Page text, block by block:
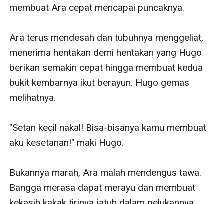
membuat Ara cepat mencapai puncaknya.
Ara terus mendesah dan tubuhnya menggeliat,
menerima hentakan demi hentakan yang Hugo
berikan semakin cepat hingga membuat kedua
bukit kembarnya ikut berayun. Hugo gemas
melihatnya.
"Setan kecil nakal! Bisa-bisanya kamu membuat
aku kesetanan!" maki Hugo.
Bukannya marah, Ara malah mendengus tawa.
Bangga merasa dapat merayu dan membuat